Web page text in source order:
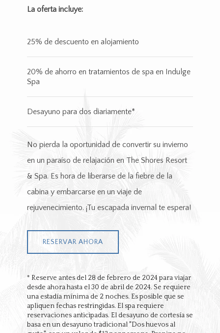
La oferta incluye:
25% de descuento en alojamiento
20% de ahorro en tratamientos de spa en Indulge
Spa
Desayuno para dos diariamente*
No pierda la oportunidad de convertir su invierno
en un paraíso de relajación en The Shores Resort
& Spa. Es hora de liberarse de la fiebre de la
cabina y embarcarse en un viaje de
rejuvenecimiento. ¡Tu escapada invernal te espera!
RESERVAR AHORA
* Reserve antes del 28 de febrero de 2024 para viajar
desde ahora hasta el 30 de abril de 2024. Se requiere
una estadía mínima de 2 noches. Es posible que se
apliquen fechas restringidas. El spa requiere
reservaciones anticipadas. El desayuno de cortesía se
basa en un desayuno tradicional "Dos huevos al